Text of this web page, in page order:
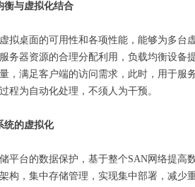
衡与虚拟化结合
拟桌面的可用性和各项性能，能够为多台
务器资源的合理分配利用，负载均衡设备
，满足客户端的访问需求，此时，用于服
程为自动化处理，不须人为干预。
统的虚拟化
平台的数据保护，基于整个SAN网络提高
构，集中存储管理，实现集中部署，减少重